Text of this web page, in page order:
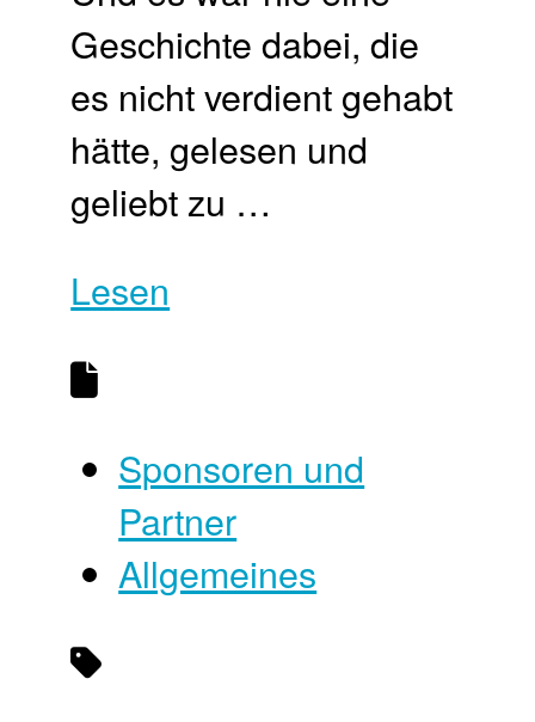
Geschichte dabei, die
es nicht verdient gehabt
hätte, gelesen und
geliebt zu …
Lesen
Sponsoren und
Partner
Allgemeines